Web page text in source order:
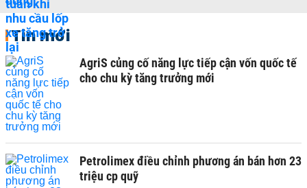
Tin mới
AgriS củng cố năng lực tiếp cận vốn quốc tế
cho chu kỳ tăng trưởng mới
Petrolimex điều chỉnh phương án bán hơn 23
triệu cp quỹ